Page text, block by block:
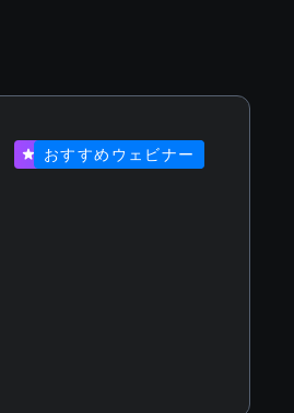
おすすめウェビナー